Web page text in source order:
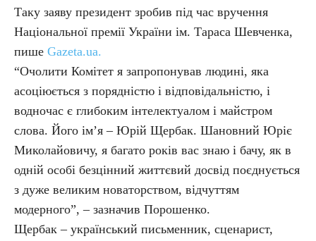
Таку заяву президент зробив під час вручення
Національної премії України ім. Тараса Шевченка,
пише Gazeta.ua.
“Очолити Комітет я запропонував людині, яка
асоціюється з порядністю і відповідальністю, і
водночас є глибоким інтелектуалом і майстром
слова. Його ім’я – Юрій Щербак. Шановний Юріє
Миколайовичу, я багато років вас знаю і бачу, як в
одній особі безцінний життєвий досвід поєднується
з дуже великим новаторством, відчуттям
модерного”, – зазначив Порошенко.
Щербак – український письменник, сценарист,